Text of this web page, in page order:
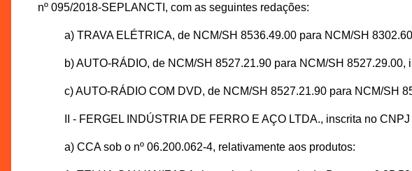
nº 095/2018-SEPLANCTI, com as seguintes redações:
a) TRAVA ELÉTRICA, de NCM/SH 8536.49.00 para NCM/SH
b) AUTO-RÁDIO, de NCM/SH 8527.21.90 para NCM/SH
c) AUTO-RÁDIO COM DVD, de NCM/SH 8527.21.90 para NCM/SH
II - FERGEL INDÚSTRIA DE FERRO E AÇO LTDA., inscrita no
a) CCA sob o nº 06.200.062-4, relativamente aos produtos: